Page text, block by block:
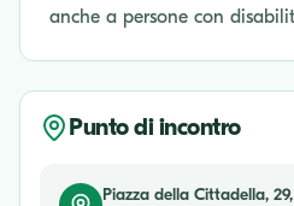
anche a persone con
Punto di incontro
Piazza della Cittadella,